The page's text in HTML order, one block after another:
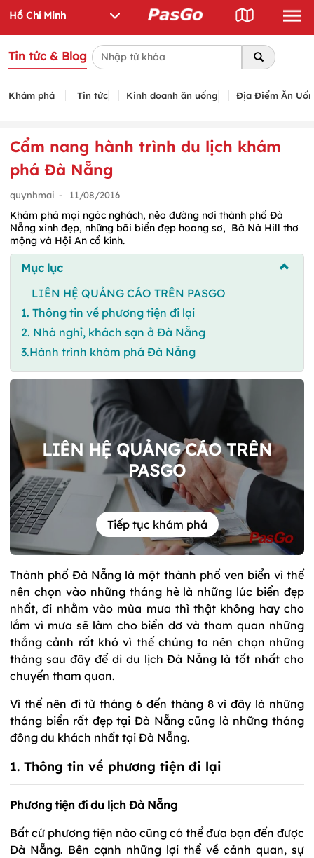
Tin tức & Blog
Khám phá Tin tức Kinh doanh ăn uống Địa Điểm Ăn
Cẩm nang hành trình du lịch khám
phá Đà Nẵng
quynhmai - 11/08/2016
Khám phá mọi ngóc nghách, nẻo đường nơi thành phố Đà
Nẵng xinh đẹp, những bãi biển đẹp hoang sơ, Bà Nà Hill thơ
mộng và Hội An cổ kính.
Mục lục
LIÊN HỆ QUẢNG CÁO TRÊN PASGO
1. Thông tin về phương tiện đi lại
2. Nhà nghỉ, khách sạn ở Đà Nẵng
3.Hành trình khám phá Đà Nẵng
LIÊN HỆ QUẢNG CÁO TRÊN
PASGO
Tiếp tục khám phá
Thành phố Đà Nẵng là một thành phố ven biển vì thế
nên chọn vào những tháng hè là những lúc biển đẹp
nhất, đi nhằm vào mùa mưa thì thật không hay cho
lắm vì mưa sẽ làm cho biển dơ và tham quan những
thắng cảnh rất khó vì thế chúng ta nên chọn những
tháng sau đây để di du lịch Đà Nẵng là tốt nhất cho
chuyến tham quan.
Vì thế nên đi từ tháng 6 đến tháng 8 vì đây là những
tháng biển rất đẹp tại Đà Nẵng cũng là những tháng
đông du khách nhất tại Đà Nẵng.
1. Thông tin về phương tiện đi lại
Phương tiện đi du lịch Đà Nẵng
Bất cứ phương tiện nào cũng có thể đưa bạn đến được
Đà Nẵng. Bên cạnh những lợi thể về cảnh quan, sự